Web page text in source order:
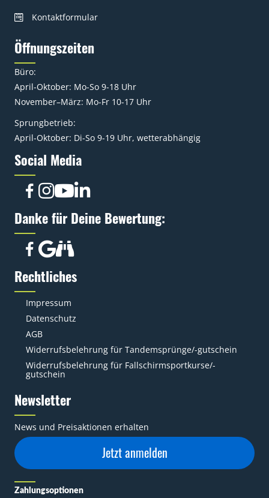
Kontaktformular
Öffnungszeiten
Büro:
April-Oktober: Mo-So 9-18 Uhr
November–März: Mo-Fr 10-17 Uhr
Sprungbetrieb:
April-Oktober: Di-So 9-19 Uhr, wetterabhängig
Social Media
Danke für Deine Bewertung:
Rechtliches
Impressum
Datenschutz
AGB
Widerrufsbelehrung für Tandemsprünge/-gutschein
Widerrufsbelehrung für Fallschirmsportkurse/-
gutschein
Newsletter
News und Preisaktionen erhalten
Jetzt anmelden
Zahlungsoptionen